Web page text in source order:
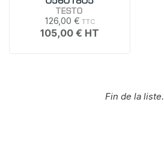
TESTO
126,00 €
105,00 €
Fin de la liste.